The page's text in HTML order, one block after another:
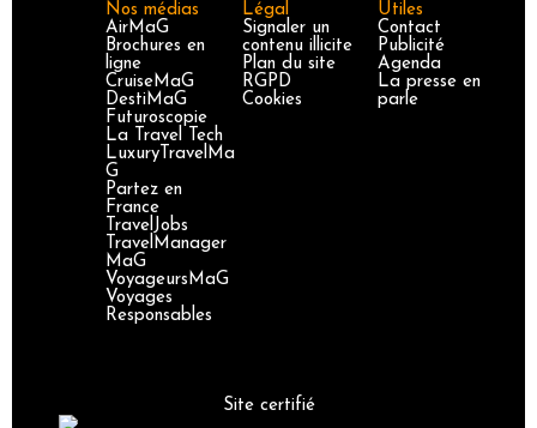
Nos médias
AirMaG
Brochures en
ligne
CruiseMaG
DestiMaG
Futuroscopie
La Travel Tech
LuxuryTravelMa
G
Partez en
France
TravelJobs
TravelManager
MaG
VoyageursMaG
Voyages
Responsables
Légal
Signaler un
contenu illicite
Plan du site
RGPD
Cookies
Utiles
Contact
Publicité
Agenda
La presse en
parle
Site certifié